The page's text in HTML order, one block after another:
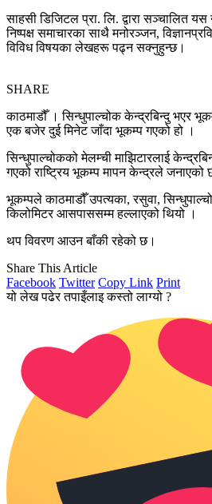
साहसी डिजिटल प्रा. लि. द्वारा सञ्चालित
निष्पक्ष समाचारका साथै मनोरञ्जन,
विविध विषयका लेखहरू पढ्न सक्नुहुन्छ।
SHARE
काठमाडौँ । सिन्धुपाल्चोक केन्द्रबिन्दु भएर
एक बजेर दुई मिनेट जाँदा भूकम्प गएको हो ।
सिन्धुपाल्चोकको मेलम्ची माझिटारलाई
गएको राष्ट्रिय भूकम्प मापन केन्द्रले जनाएको
भूकम्पले काठमाडौँ उपत्यका, रसुवा,
किलोमिटर आसपाससम्म हल्लाएको थियो ।
थप विवरण आउन बाँकी रहेको छ।
Share This Article
Facebook Twitter Copy Link Print
यो लेख पढेर तपाइँलाइ कस्तो लाग्यो ?